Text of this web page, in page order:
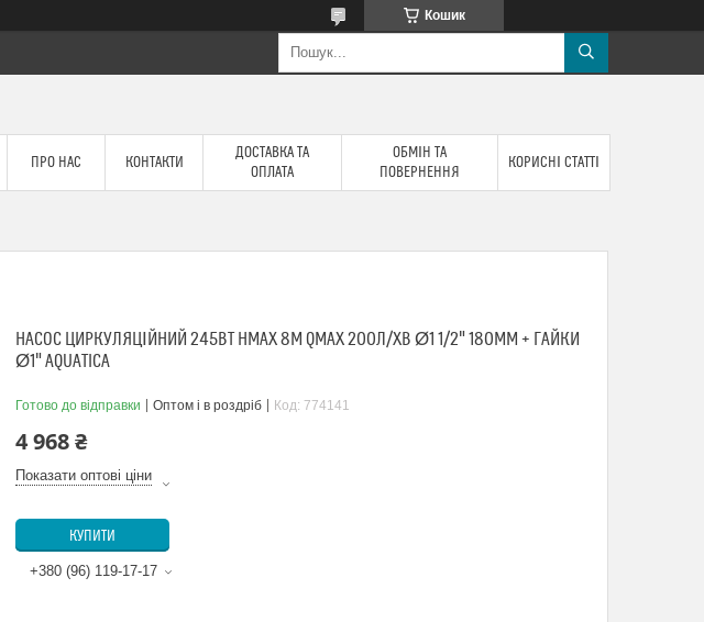
Кошик
ПРО НАС КОНТАКТИ
ДОСТАВКА ТА
ОПЛАТА
ОБМІН ТА
ПОВЕРНЕННЯ
КОРИСНІ СТАТТІ
НАСОС ЦИРКУЛЯЦІЙНИЙ 245ВТ HMAX 8М QMAX 200Л/ХВ Ø1 1/2" 180ММ + ГАЙКИ
Ø1" AQUATICA
Готово до відправки Оптом і в роздріб Код: 774141
4 968 ₴
Показати оптові ціни
КУПИТИ
+380 (96) 119-17-17